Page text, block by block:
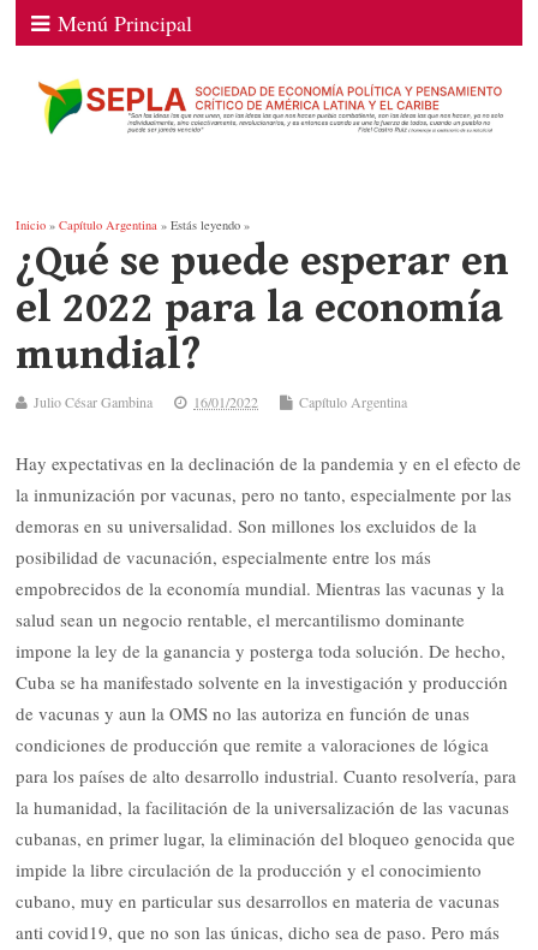
Menú Principal
Inicio »Capítulo Argentina » Estás leyendo »
¿Qué se puede esperar en
el 2022 para la economía
mundial?
Julio César Gambina 16/01/2022 Capítulo Argentina
Hay expectativas en la declinación de la pandemia y en el efecto de
la inmunización por vacunas, pero no tanto, especialmente por las
demoras en su universalidad. Son millones los excluidos de la
posibilidad de vacunación, especialmente entre los más
empobrecidos de la economía mundial. Mientras las vacunas y la
salud sean un negocio rentable, el mercantilismo dominante
impone la ley de la ganancia y posterga toda solución. De hecho,
Cuba se ha manifestado solvente en la investigación y producción
de vacunas y aun la OMS no las autoriza en función de unas
condiciones de producción que remite a valoraciones de lógica
para los países de alto desarrollo industrial. Cuanto resolvería, para
la humanidad, la facilitación de la universalización de las vacunas
cubanas, en primer lugar, la eliminación del bloqueo genocida que
impide la libre circulación de la producción y el conocimiento
cubano, muy en particular sus desarrollos en materia de vacunas
anti covid19, que no son las únicas, dicho sea de paso. Pero más